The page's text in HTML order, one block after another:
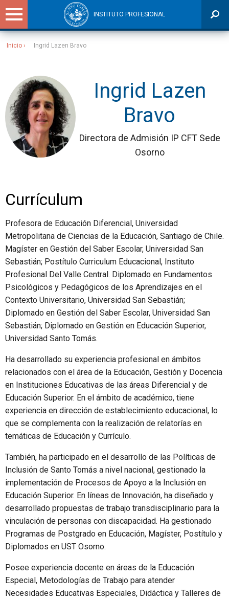
INSTITUTO PROFESIONAL
Inicio Ingrid Lazen Bravo
Ingrid Lazen
Bravo
Directora de Admisión IP CFT Sede
Osorno
Currículum
Profesora de Educación Diferencial, Universidad
Metropolitana de Ciencias de la Educación, Santiago de Chile.
Magíster en Gestión del Saber Escolar, Universidad San
Sebastián; Postítulo Curriculum Educacional, Instituto
Profesional Del Valle Central. Diplomado en Fundamentos
Psicológicos y Pedagógicos de los Aprendizajes en el
Contexto Universitario, Universidad San Sebastián;
Diplomado en Gestión del Saber Escolar, Universidad San
Sebastián; Diplomado en Gestión en Educación Superior,
Universidad Santo Tomás.
Ha desarrollado su experiencia profesional en ámbitos
relacionados con el área de la Educación, Gestión y Docencia
en Instituciones Educativas de las áreas Diferencial y de
Educación Superior. En el ámbito de académico, tiene
experiencia en dirección de establecimiento educacional, lo
que se complementa con la realización de relatorías en
temáticas de Educación y Currículo.
También, ha participado en el desarrollo de las Políticas de
Inclusión de Santo Tomás a nivel nacional, gestionado la
implementación de Procesos de Apoyo a la Inclusión en
Educación Superior. En líneas de Innovación, ha diseñado y
desarrollado propuestas de trabajo transdisciplinario para la
vinculación de personas con discapacidad. Ha gestionado
Programas de Postgrado en Educación, Magíster, Postítulo y
Diplomados en UST Osorno.
Posee experiencia docente en áreas de la Educación
Especial, Metodologías de Trabajo para atender
Necesidades Educativas Especiales, Didáctica y Talleres de